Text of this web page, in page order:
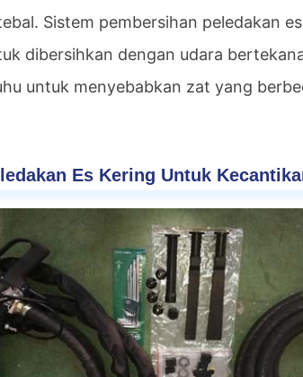
Sistem pembersihan peledakan
dibersihkan dengan udara
untuk menyebabkan zat yang
Es Kering Untuk